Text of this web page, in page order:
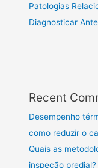
Patologias
Diagnosticar
Recent
Desempenho
como reduzir o
Quais as
inspeção predial?